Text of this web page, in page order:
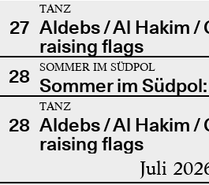
27
TANZ
Aldebs / Al Hakim /
raising flags
28
SOMMER IM SÜDPOL
Sommer im
28
TANZ
Aldebs / Al Hakim /
raising flags
Juli